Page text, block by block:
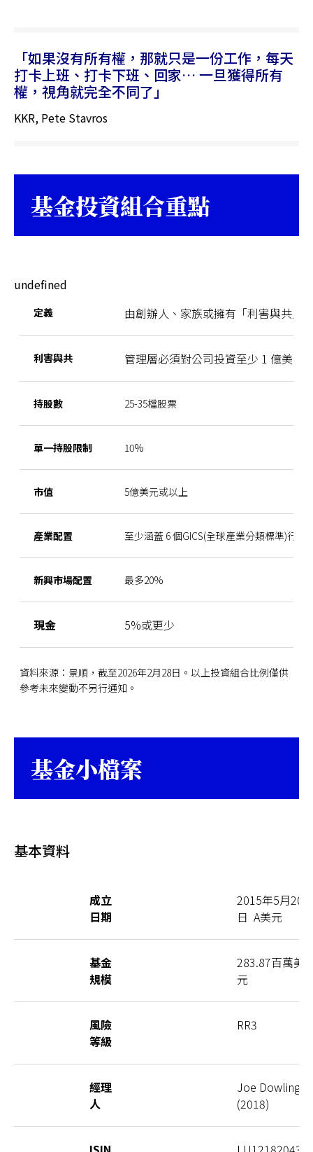
如果沒有所有權，那就只是一份工作，每天
打卡上班、打卡下班、回家… 一旦獲得所有
權，視角就完全不同了
KKR, Pete Stavros
基金投資組合重點
undefined
定義 由創辦人、家族或擁有「利害與共」
利害與共 管理層必須對公司投資至少 1 億美元
持股數 25-35檔股票
單一持股限制 10%
市值 5億美元或以上
產業配置 至少涵蓋 6 個GICS(全球產業分類標準)行業
新興市場配置 最多20%
現金 5%或更少
資料來源：景順，截至2026年2月28日。以上投資組合比例僅供
參考未來變動不另行通知。
基金小檔案
基本資料
成立
日期
2015年5月20
日 A美元
基金
規模
283.87百萬美
元
風險
等級
RR3
經理
人
Joe Dowling
(2018)